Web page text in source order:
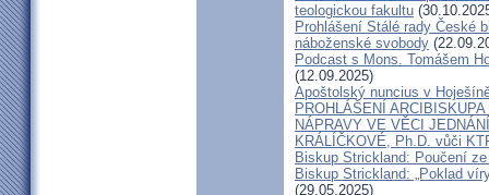
teologickou fakultu
Prohlášení Stálé rady České
náboženské svobody
Podcast s Mons. Tomášem
(12.09.2025)
Apoštolský nuncius v
PROHLÁŠENÍ
NÁPRAVY VE VĚCI
KRÁLÍČKOVÉ, Ph.D. vůči
Biskup Strickland: Poučení
Biskup Strickland: „Poklad
(29.05.2025)